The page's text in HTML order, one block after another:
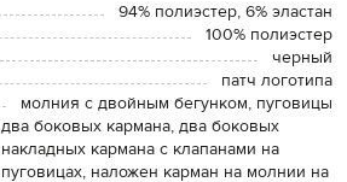
94% полиэстер, 6% эластан
100% полиэстер
черный
патч логотипа
молния с двойным бегунком, пуговицы
два боковых кармана, два боковых
накладных кармана с клапанами на
пуговицах, наложен карман на молнии на